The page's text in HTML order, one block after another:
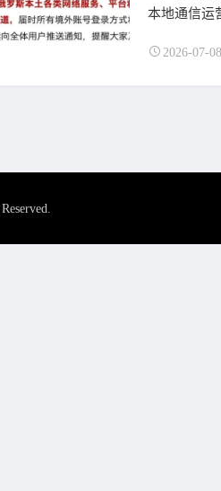
本地通信运
2026-07-08